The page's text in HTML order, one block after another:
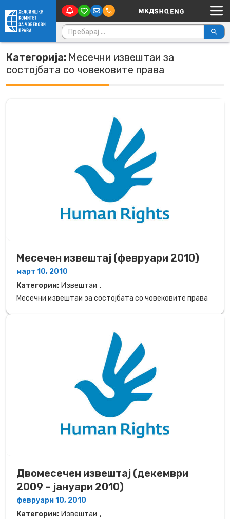
Skip to content Main Navigation
Пребарувај за:
Категорија: Месечни извештаи за
состојбата со човековите права
Месечен извештај (февруари 2010)
март 10, 2010
Категории: Извештаи ,
Месечни извештаи за состојбата со човековите права
Двомесечен извештај (декември
2009 – јануари 2010)
февруари 10, 2010
Категории: Извештаи ,